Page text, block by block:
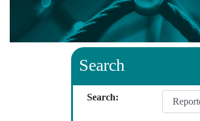
Search
Search: